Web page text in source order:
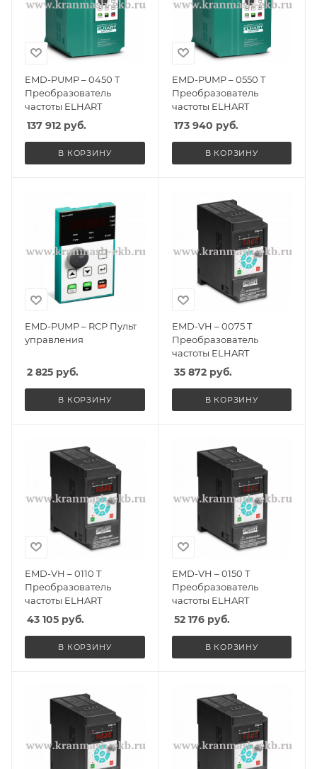
EMD-PUMP – 0450 T
Преобразователь
частоты ELHART
137 912 руб.
В КОРЗИНУ
EMD-PUMP – 0550 T
Преобразователь
частоты ELHART
173 940 руб.
В КОРЗИНУ
EMD-PUMP – RCP Пульт
управления
2 825 руб.
В КОРЗИНУ
EMD-VH – 0075 T
Преобразователь
частоты ELHART
35 872руб.
В КОРЗИНУ
EMD-VH – 0110 T
Преобразователь
частоты ELHART
43 105 руб.
В КОРЗИНУ
EMD-VH – 0150 T
Преобразователь
частоты ELHART
52 176руб.
В КОРЗИНУ